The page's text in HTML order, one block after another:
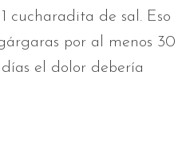
cucharadita de sal. Eso
por al menos 30
días el dolor debería